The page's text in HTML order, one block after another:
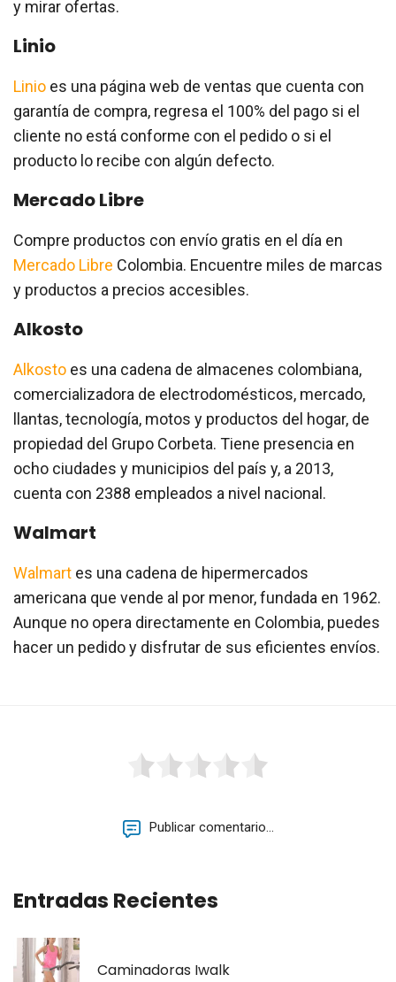
y mirar ofertas.
Linio
Linio es una página web de ventas que cuenta con
garantía de compra, regresa el 100% del pago si el
cliente no está conforme con el pedido o si el
producto lo recibe con algún defecto.
Mercado Libre
Compre productos con envío gratis en el día en
Mercado Libre Colombia. Encuentre miles de marcas
y productos a precios accesibles.
Alkosto
Alkosto es una cadena de almacenes colombiana,
comercializadora de electrodomésticos, mercado,
llantas, tecnología, motos y productos del hogar, de
propiedad del Grupo Corbeta. Tiene presencia en
ocho ciudades y municipios del país y, a 2013,
cuenta con 2388 empleados a nivel nacional.
Walmart
Walmart es una cadena de hipermercados
americana que vende al por menor, fundada en 1962.
Aunque no opera directamente en Colombia, puedes
hacer un pedido y disfrutar de sus eficientes envíos.
Publicar comentario...
Entradas Recientes
Caminadoras Iwalk